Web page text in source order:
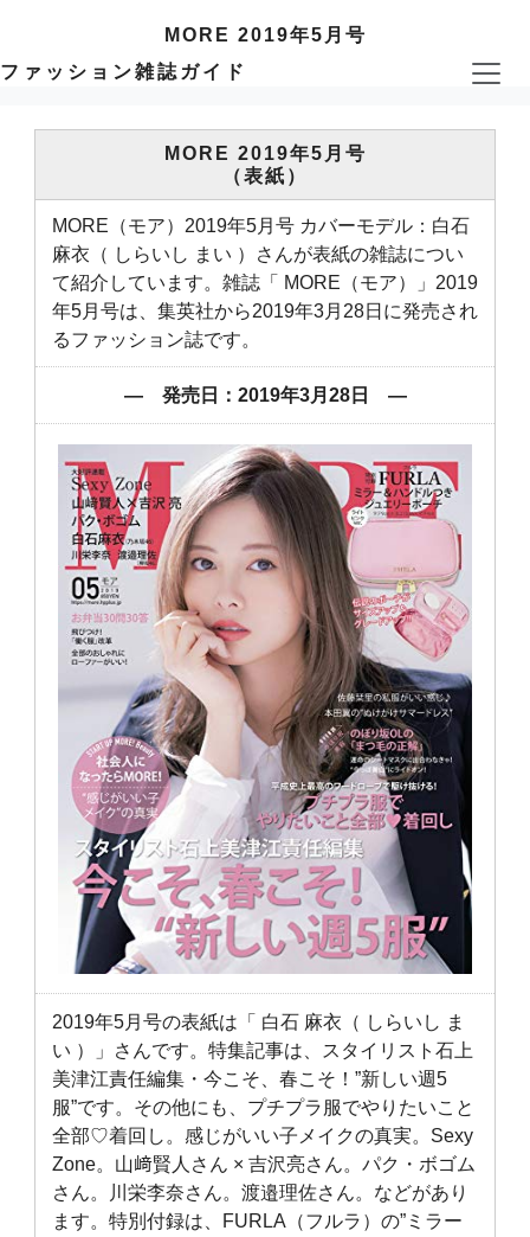
MORE 2019年5月号
ファッション雑誌ガイド
MORE 2019年5月号
（表紙）
MORE（モア）2019年5月号 カバーモデル：白石
麻衣（ しらいし まい ）さんが表紙の雑誌につい
て紹介しています。雑誌「 MORE（モア）」2019
年5月号は、集英社から2019年3月28日に発売され
るファッション誌です。
― 発売日：2019年3月28日 ―
2019年5月号の表紙は「 白石 麻衣（ しらいし ま
い ）」さんです。特集記事は、スタイリスト石上
美津江責任編集・今こそ、春こそ！”新しい週5
服”です。その他にも、プチプラ服でやりたいこと
全部♡着回し。感じがいい子メイクの真実。Sexy
Zone。山﨑賢人さん × 吉沢亮さん。パク・ボゴム
さん。川栄李奈さん。渡邉理佐さん。などがあり
ます。特別付録は、FURLA（フルラ）の”ミラー